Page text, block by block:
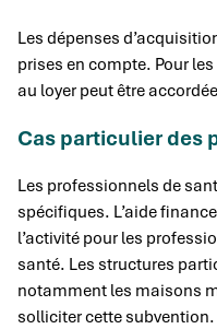
Les dépenses
prises en compte. Pour
au loyer peut être
Cas particulier des
Les professionnels de
spécifiques. L’aide
l’activité pour les
santé. Les structures
notamment les maisons
solliciter cette subvention.